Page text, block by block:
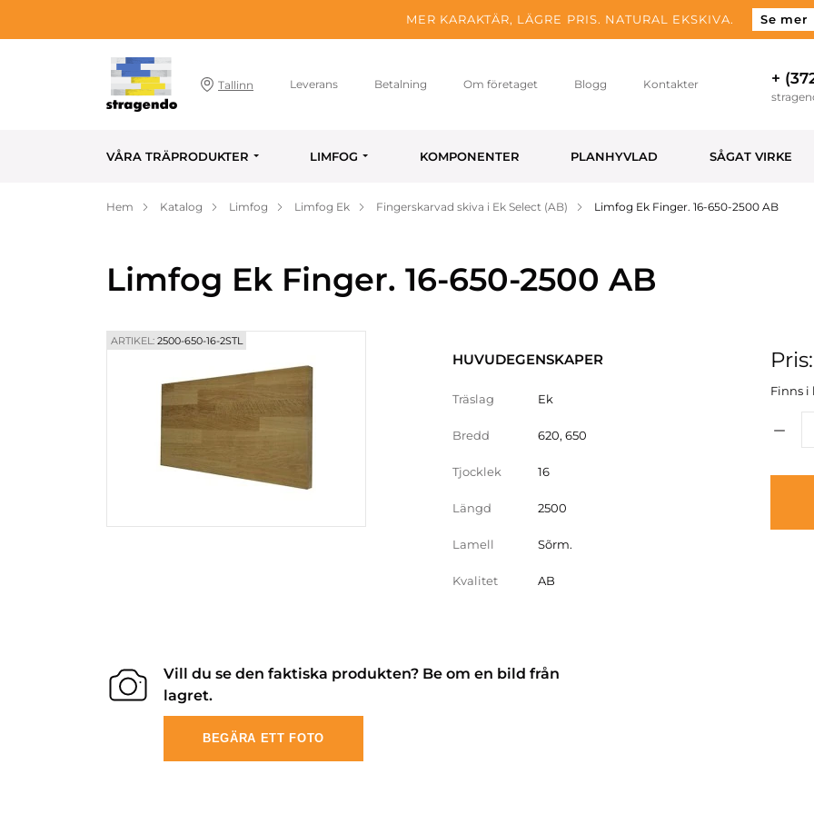
MER KARAKTÄR, LÄGRE PRIS. NATURAL EKSKIVA. Se mer
Tallinn Leverans Betalning Om företaget Blogg Kontakter +
VÅRA TRÄPRODUKTER LIMFOG KOMPONENTER PLANHYVLAD SÅGAT VIRKE
Hem Katalog Limfog Limfog Ek Fingerskarvad skiva i Ek Select (AB) Limfog Ek Finger. 16-650-2500 AB
Limfog Ek Finger. 16-650-2500 AB
ARTIKEL: 2500-650-16-2STL
HUVUDEGENSKAPER
Träslag Ek
Bredd 620, 650
Tjocklek 16
Längd 2500
Lamell Sõrm.
Kvalitet AB
Finns i
Vill du se den faktiska produkten? Be om en bild från
lagret.
BEGÄRA ETT FOTO